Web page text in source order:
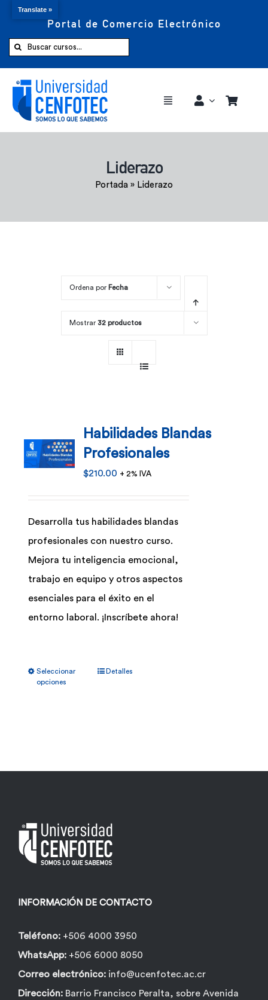
Portal de Comercio Electrónico
Buscar:
Toggle
Comprar ahora
Liderazo
Portada » Liderazo
Ordena por Fecha
Mostrar 32 productos
Habilidades Blandas
Profesionales
$210.00 + 2% IVA
Desarrolla tus habilidades blandas
profesionales con nuestro curso.
Mejora tu inteligencia emocional,
trabajo en equipo y otros aspectos
esenciales para el éxito en el
entorno laboral. ¡Inscríbete ahora!
Seleccionar
opciones
elegir
en
de
Detalles
INFORMACIÓN DE CONTACTO
Teléfono: +506 4000 3950
WhatsApp: +506 6000 8050
Correo electrónico: info@ucenfotec.ac.cr
Dirección: Barrio Francisco Peralta, sobre Avenida
Translate »